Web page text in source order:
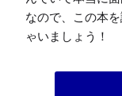
なので、この本
ゃいましょう！